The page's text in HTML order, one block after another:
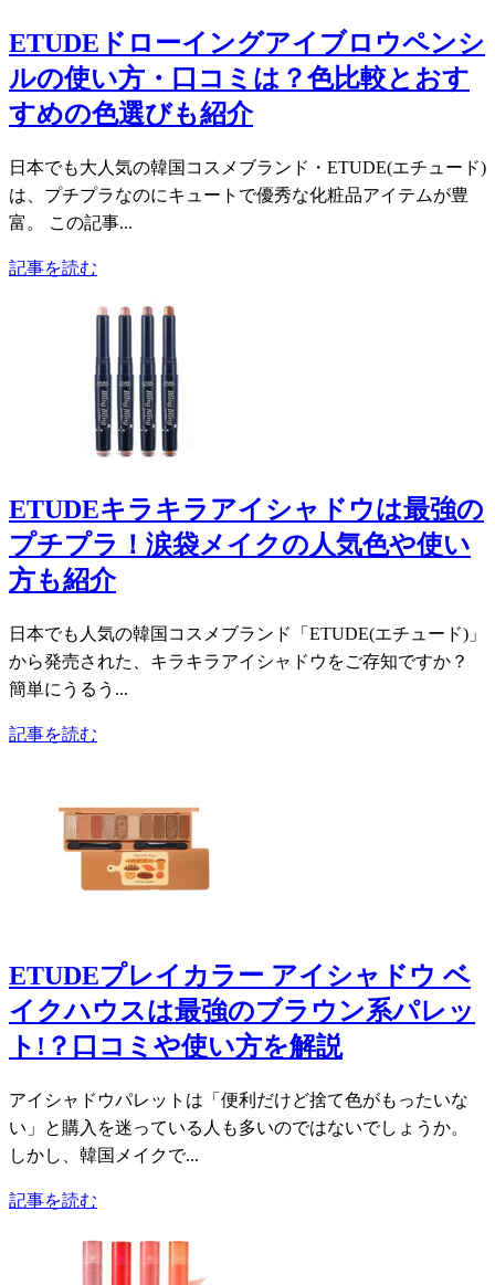
ETUDEドローイングアイブロウペンシ
ルの使い方・口コミは？色比較とおす
すめの色選びも紹介
日本でも大人気の韓国コスメブランド・ETUDE(エチュード)
は、プチプラなのにキュートで優秀な化粧品アイテムが豊
富。 この記事...
記事を読む
ETUDEキラキラアイシャドウは最強の
プチプラ！涙袋メイクの人気色や使い
方も紹介
日本でも人気の韓国コスメブランド「ETUDE(エチュード)」
から発売された、キラキラアイシャドウをご存知ですか？
簡単にうるう...
記事を読む
ETUDEプレイカラー アイシャドウ ベ
イクハウスは最強のブラウン系パレッ
ト!？口コミや使い方を解説
アイシャドウパレットは「便利だけど捨て色がもったいな
い」と購入を迷っている人も多いのではないでしょうか。
しかし、韓国メイクで...
記事を読む